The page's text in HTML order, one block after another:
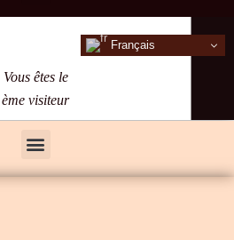
Français
Vous êtes le
ème visiteur